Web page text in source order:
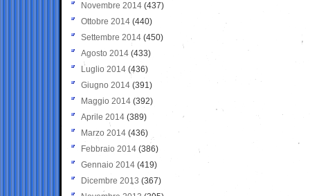
Novembre 2014 (437)
Ottobre 2014 (440)
Settembre 2014 (450)
Agosto 2014 (433)
Luglio 2014 (436)
Giugno 2014 (391)
Maggio 2014 (392)
Aprile 2014 (389)
Marzo 2014 (436)
Febbraio 2014 (386)
Gennaio 2014 (419)
Dicembre 2013 (367)